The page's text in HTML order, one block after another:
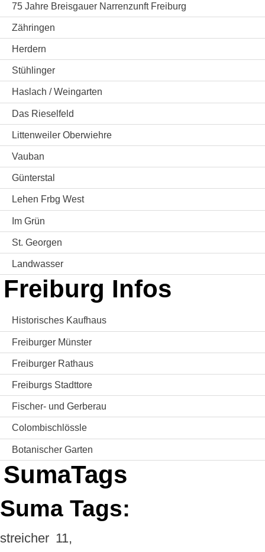
75 Jahre Breisgauer Narrenzunft Freiburg
Zähringen
Herdern
Stühlinger
Haslach / Weingarten
Das Rieselfeld
Littenweiler Oberwiehre
Vauban
Günterstal
Lehen Frbg West
Im Grün
St. Georgen
Landwasser
Freiburg Infos
Historisches Kaufhaus
Freiburger Münster
Freiburger Rathaus
Freiburgs Stadttore
Fischer- und Gerberau
Colombischlössle
Botanischer Garten
SumaTags
Suma Tags:
streicher 11,